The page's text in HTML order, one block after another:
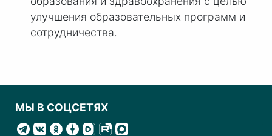
улучшения образовательных программ и
сотрудничества.
МЫ В СОЦСЕТЯХ